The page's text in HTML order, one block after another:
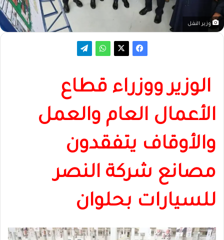
وزير النقل
الوزير ووزراء قطاع
الأعمال العام والعمل
والأوقاف يتفقدون
مصانع شركة النصر
للسيارات بحلوان